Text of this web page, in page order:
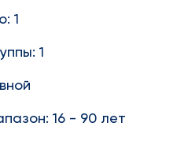
1
1
16 - 90 лет